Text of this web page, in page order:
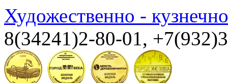
Художественно -
8(34241)2-80-01,